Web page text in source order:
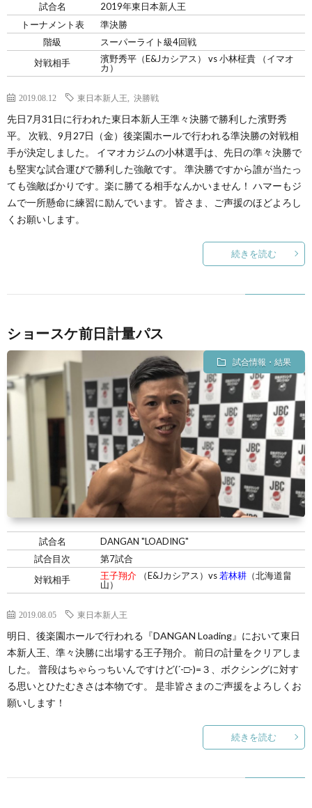
試合名
2019年東日本新人王
トーナメント表
準決勝
階級
スーパーライト級4回戦
対戦相手
濱野秀平（E&Jカシアス） vs 小林柾貴 （イマオ
カ）
2019.08.12 東日本新人王 決勝戦
先日7月31日に行われた東日本新人王準々決勝で勝利した濱野秀
平。 次戦、9月27日（金）後楽園ホールで行われる準決勝の対戦相
手が決定しました。 イマオカジムの小林選手は、先日の準々決勝で
も堅実な試合運びで勝利した強敵です。 準決勝ですから誰が当たっ
ても強敵ばかりです。楽に勝てる相手なんかいません！ ハマーもジ
ムで一所懸命に練習に励んでいます。 皆さま、ご声援のほどよろし
くお願いします。
続きを読む
ショースケ前日計量パス
試合情報・結果
試合名
DANGAN "LOADING"
試合目次
第7試合
対戦相手
王子翔介（E&Jカシアス）vs若林耕（北海道畠
山）
2019.08.05 東日本新人王
明日、後楽園ホールで行われる『DANGAN Loading』において東日
本新人王、準々決勝に出場する王子翔介。 前日の計量をクリアしま
した。 普段はちゃらっちいんですけど(´-□-)=３、ボクシングに対す
る思いとひたむきさは本物です。 是非皆さまのご声援をよろしくお
願いします！
続きを読む